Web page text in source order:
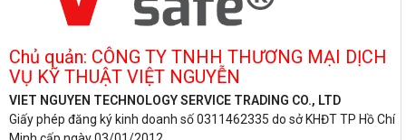
Chủ quản: CÔNG TY TNHH THƯƠNG MẠI DỊCH
VỤ KỸ THUẬT VIỆT NGUYỄN
VIET NGUYEN TECHNOLOGY SERVICE TRADING CO., LTD
Giấy phép đăng ký kinh doanh số 0311462335 do sở KHĐT TP Hồ Chí